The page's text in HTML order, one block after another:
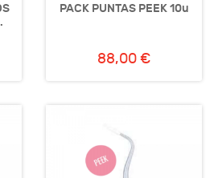
PACK PUNTAS PEEK 10u
88,00 €